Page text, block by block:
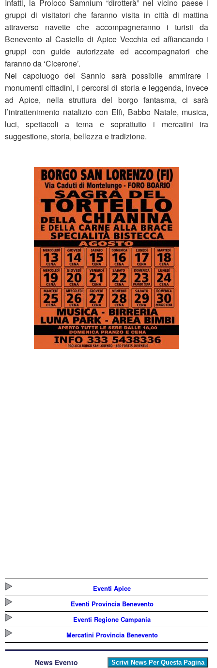
Infatti, la Proloco Samnium “dirotterà” nel vicino paese i
gruppi di visitatori che faranno visita in città di mattina
attraverso navette che accompagneranno i turisti da
Benevento al Castello di Apice Vecchia ed affiancando i
gruppi con guide autorizzate ed accompagnatori che
faranno da ‘Cicerone’.
Nel capoluogo del Sannio sarà possibile ammirare i
monumenti cittadini, i percorsi di storia e leggenda, invece
ad Apice, nella struttura del borgo fantasma, ci sarà
l’intrattenimento natalizio con Elfi, Babbo Natale, musica,
luci, spettacoli a tema e soprattutto i mercatini tra
suggestione, storia, bellezza e tradizione.
Eventi Apice
Eventi Provincia Benevento
Eventi Regione Campania
Mercatini Provincia Benevento
News Evento